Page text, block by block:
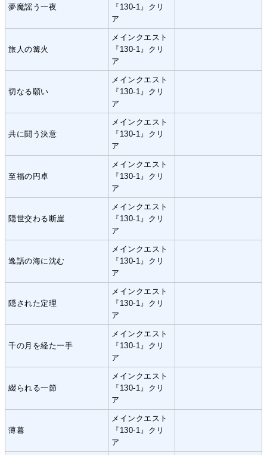
夢魔謡う一夜
『130-1』クリ
ア
旅人の篝火
メインクエスト
『130-1』クリ
ア
切なる願い
メインクエスト
『130-1』クリ
ア
共に闘う決意
メインクエスト
『130-1』クリ
ア
至福の円卓
メインクエスト
『130-1』クリ
ア
隠世交わる断崖
メインクエスト
『130-1』クリ
ア
逸話の海に沈む
メインクエスト
『130-1』クリ
ア
隠された定理
メインクエスト
『130-1』クリ
ア
千の月を経た一手
メインクエスト
『130-1』クリ
ア
綴られる一節
メインクエスト
『130-1』クリ
ア
薄暮
メインクエスト
『130-1』クリ
ア